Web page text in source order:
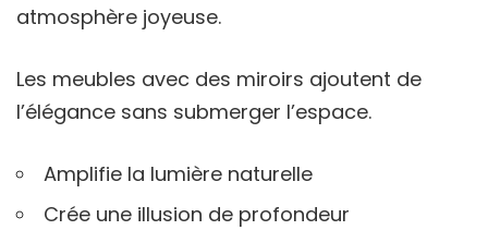
atmosphère joyeuse.
Les meubles avec des miroirs ajoutent de
l’élégance sans submerger l’espace.
Amplifie la lumière naturelle
Crée une illusion de profondeur